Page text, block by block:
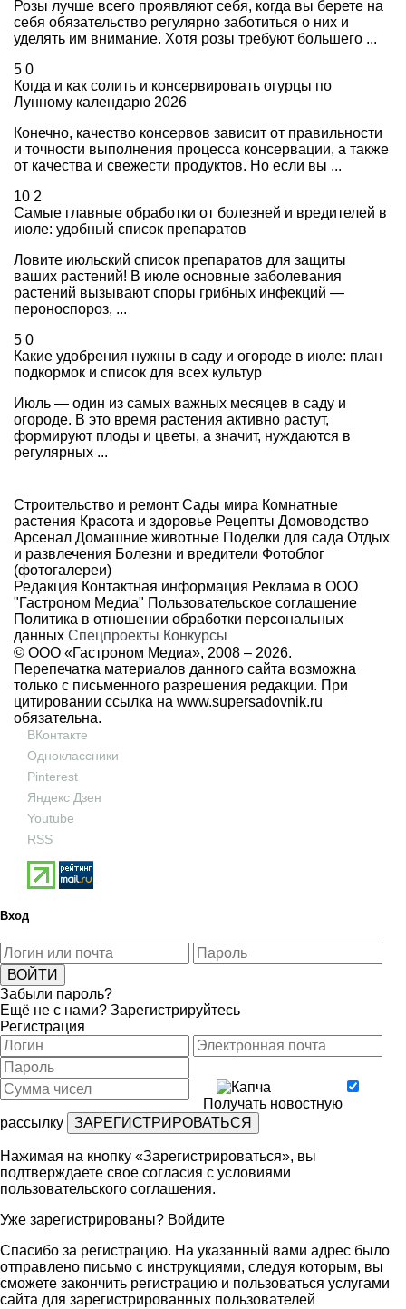
Розы лучше всего проявляют себя, когда вы берете на
себя обязательство регулярно заботиться о них и
уделять им внимание. Хотя розы требуют большего ...
5 0
Когда и как солить и консервировать огурцы по
Лунному календарю 2026
Конечно, качество консервов зависит от правильности
и точности выполнения процесса консервации, а также
от качества и свежести продуктов. Но если вы ...
10 2
Самые главные обработки от болезней и вредителей в
июле: удобный список препаратов
Ловите июльский список препаратов для защиты
ваших растений! В июле основные заболевания
растений вызывают споры грибных инфекций —
пероноспороз, ...
5 0
Какие удобрения нужны в саду и огороде в июле: план
подкормок и список для всех культур
Июль — один из самых важных месяцев в саду и
огороде. В это время растения активно растут,
формируют плоды и цветы, а значит, нуждаются в
регулярных ...
Строительство и ремонт Сады мира Комнатные
растения Красота и здоровье Рецепты Домоводство
Арсенал Домашние животные Поделки для сада Отдых
и развлечения Болезни и вредители Фотоблог
(фотогалереи)
Редакция Контактная информация Реклама в ООО
"Гастроном Медиа" Пользовательское соглашение
Политика в отношении обработки персональных
данных Спецпроекты Конкурсы
© ООО «Гастроном Медиа», 2008 – 2026.
Перепечатка материалов данного сайта возможна
только с письменного разрешения редакции. При
цитировании ссылка на www.supersadovnik.ru
обязательна.
ВКонтакте
Одноклассники
Pinterest
Яндекс Дзен
Youtube
RSS
Вход
Забыли пароль?
Ещё не с нами? Зарегистрируйтесь
Регистрация
Получать новостную
рассылку
Нажимая на кнопку «Зарегистрироваться», вы
подтверждаете свое согласия с условиями
пользовательского соглашения.
Уже зарегистрированы? Войдите
Спасибо за регистрацию. На указанный вами адрес было
отправлено письмо с инструкциями, следуя которым, вы
сможете закончить регистрацию и пользоваться услугами
сайта для зарегистрированных пользователей